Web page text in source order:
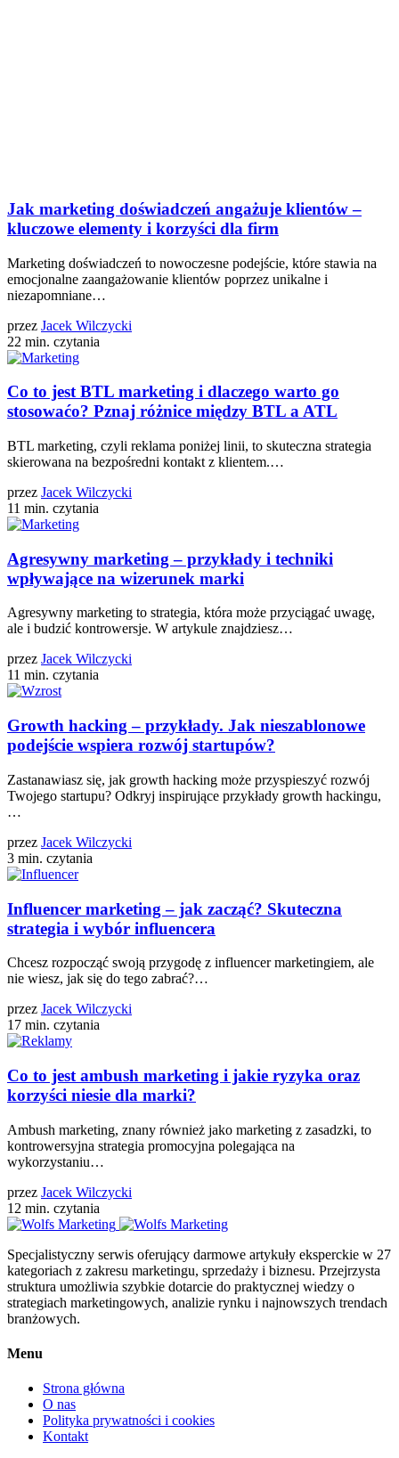
Jak marketing doświadczeń angażuje klientów –
kluczowe elementy i korzyści dla firm
Marketing doświadczeń to nowoczesne podejście, które stawia na
emocjonalne zaangażowanie klientów poprzez unikalne i
niezapomniane…
przez Jacek Wilczycki
22 min. czytania
Co to jest BTL marketing i dlaczego warto go
stosowaćo? Pznaj różnice między BTL a ATL
BTL marketing, czyli reklama poniżej linii, to skuteczna strategia
skierowana na bezpośredni kontakt z klientem.…
przez Jacek Wilczycki
11 min. czytania
Agresywny marketing – przykłady i techniki
wpływające na wizerunek marki
Agresywny marketing to strategia, która może przyciągać uwagę,
ale i budzić kontrowersje. W artykule znajdziesz…
przez Jacek Wilczycki
11 min. czytania
Growth hacking – przykłady. Jak nieszablonowe
podejście wspiera rozwój startupów?
Zastanawiasz się, jak growth hacking może przyspieszyć rozwój
Twojego startupu? Odkryj inspirujące przykłady growth hackingu,
…
przez Jacek Wilczycki
3 min. czytania
Influencer marketing – jak zacząć? Skuteczna
strategia i wybór influencera
Chcesz rozpocząć swoją przygodę z influencer marketingiem, ale
nie wiesz, jak się do tego zabrać?…
przez Jacek Wilczycki
17 min. czytania
Co to jest ambush marketing i jakie ryzyka oraz
korzyści niesie dla marki?
Ambush marketing, znany również jako marketing z zasadzki, to
kontrowersyjna strategia promocyjna polegająca na
wykorzystaniu…
przez Jacek Wilczycki
12 min. czytania
Specjalistyczny serwis oferujący darmowe artykuły eksperckie w 27
kategoriach z zakresu marketingu, sprzedaży i biznesu. Przejrzysta
struktura umożliwia szybkie dotarcie do praktycznej wiedzy o
strategiach marketingowych, analizie rynku i najnowszych trendach
branżowych.
Menu
Strona główna
O nas
Polityka prywatności i cookies
Kontakt